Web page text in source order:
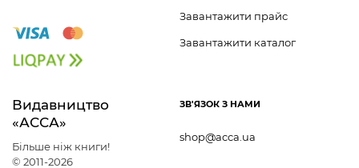
Видавництво
«АССА»
Більше ніж книги!
© 2011-2026
ЗВ'ЯЗОК З НАМИ
shop@acca.ua
Завантажити прайс
Завантажити каталог